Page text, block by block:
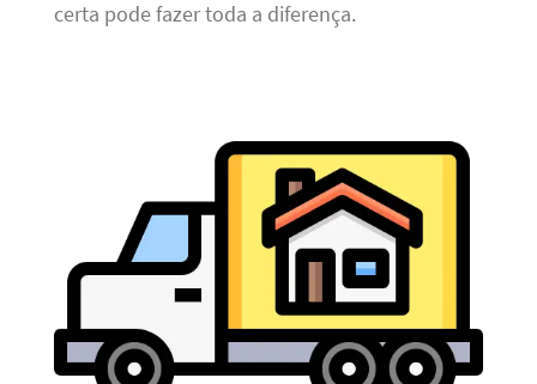
certa pode fazer toda a diferença.